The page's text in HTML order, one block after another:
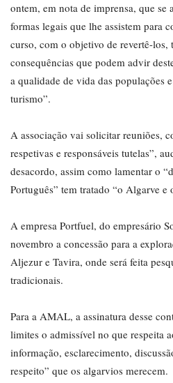
ontem, em nota de imprensa, que se
formas legais que lhe assistem para
curso, com o objetivo de revertê-los,
consequências que podem advir
a qualidade de vida das populações
turismo”.
A associação vai solicitar reuniões,
respetivas e responsáveis tutelas”,
desacordo, assim como lamentar o
Português” tem tratado “o Algarve e
A empresa Portfuel, do empresário
novembro a concessão para a
Aljezur e Tavira, onde será feita
tradicionais.
Para a AMAL, a assinatura desse
limites o admissível no que respeita
informação, esclarecimento,
respeito” que os algarvios merecem.